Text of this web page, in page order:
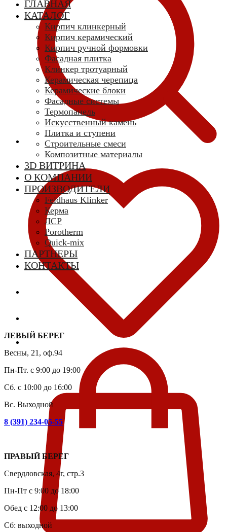
ГЛАВНАЯ
КАТАЛОГ
Кирпич клинкерный
Кирпич керамический
Кирпич ручной формовки
Фасадная плитка
Клинкер тротуарный
Керамическая черепица
Керамические блоки
Фасадные системы
Термопанель
Искусственный камень
Плитка и ступени
Строительные смеси
Композитные материалы
3D ВИТРИНА
О КОМПАНИИ
ПРОИЗВОДИТЕЛИ
Feldhaus Klinker
Керма
ЛСР
Porotherm
Quick-mix
ПАРТНЕРЫ
КОНТАКТЫ
ЛЕВЫЙ БЕРЕГ
Весны, 21, оф.94
Пн-Пт. с 9:00 до 19:00
Сб. с 10:00 до 16:00
Вс. Выходной
8 (391) 234-05-55
ПРАВЫЙ БЕРЕГ
Свердловская, 4г, стр.3
Пн-Пт с 9:00 до 18:00
Обед с 12:00 до 13:00
Сб: выходной